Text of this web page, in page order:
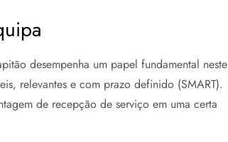
desempenha um papel fundamental neste
relevantes e com prazo definido (SMART).
de recepção de serviço em uma certa